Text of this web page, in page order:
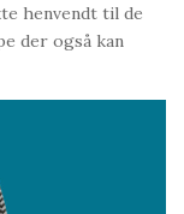
henvendt til de
der også kan